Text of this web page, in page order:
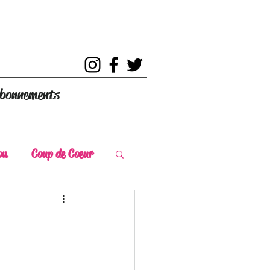
Coup de Coeur
Coup de Chaud